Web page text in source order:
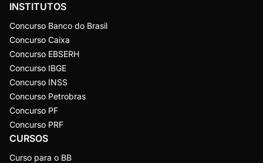
INSTITUTOS
Concurso Banco do Brasil
Concurso Caixa
Concurso EBSERH
Concurso IBGE
Concurso INSS
Concurso Petrobras
Concurso PF
Concurso PRF
CURSOS
Curso para o BB